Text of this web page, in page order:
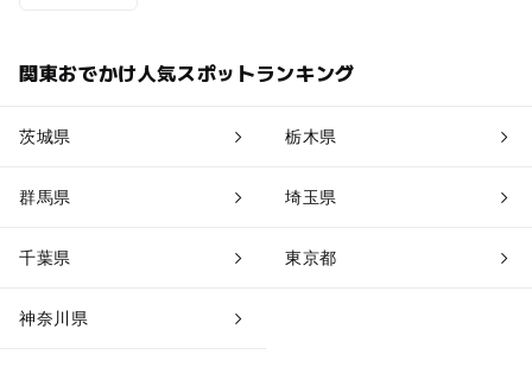
関東おでかけ人気スポットランキング
茨城県 栃木県
群馬県 埼玉県
千葉県 東京都
神奈川県